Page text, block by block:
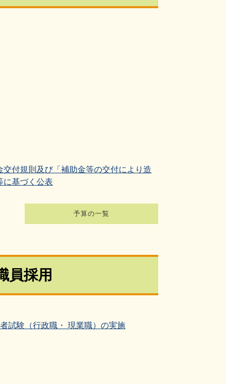
付規則及び「補助金等の交付により造
に基づく公表
予算の一覧
員採用
試験（行政職・ 現業職）の実施